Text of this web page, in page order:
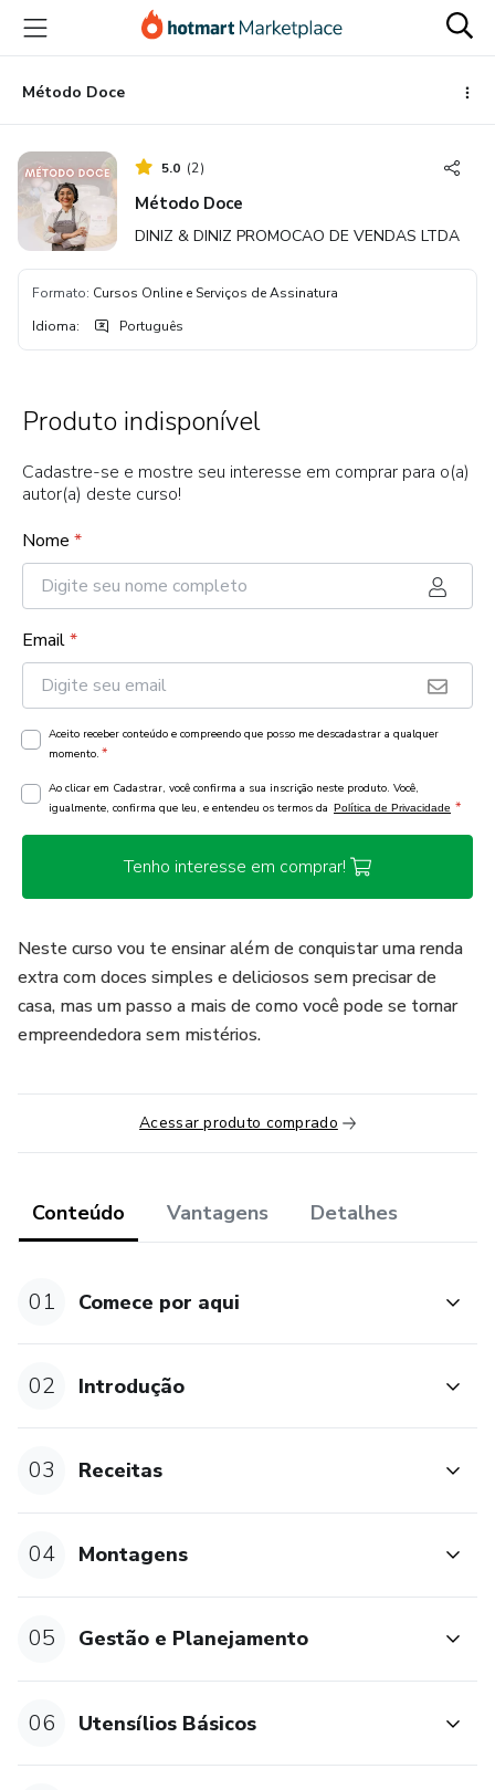
para
conteúdo
principal
para
pagamento
para
rodapéMétodo Doce
5.0 (2)
Método Doce
DINIZ & DINIZ PROMOCAO DE VENDAS LTDA
Formato: Cursos Online e Serviços de Assinatura
Idioma: Português
Produto indisponível
Cadastre-se e mostre seu interesse em comprar para o(a)
autor(a) deste curso!
Nome *
Email*
Aceito receber conteúdo e compreendo que posso me descadastrar a qualquer
momento. *
Ao clicar em Cadastrar, você confirma a sua inscrição neste produto. Você,
igualmente, confirma que leu, e entendeu os termos da Política de Privacidade *
Tenho interesse em comprar!
Neste curso vou te ensinar além de conquistar uma renda
extra com doces simples e deliciosos sem precisar de
casa, mas um passo a mais de como você pode se tornar
empreendedora sem mistérios.
Acessar produto comprado
Conteúdo Vantagens Detalhes
01 Comece por aqui
02 Introdução
03 Receitas
04 Montagens
05 Gestão e Planejamento
06 Utensílios Básicos